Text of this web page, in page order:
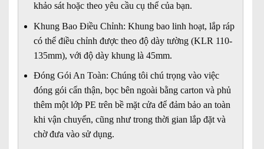
khảo sát hoặc theo yêu cầu cụ thể của bạn.
Khung Bao Điều Chỉnh: Khung bao linh hoạt, lắp ráp
có thể điều chỉnh được theo độ dày tường (KLR 110-
135mm), với độ dày khung là 45mm.
Đóng Gói An Toàn: Chúng tôi chú trọng vào việc
đóng gói cẩn thận, bọc bên ngoài bằng carton và phủ
thêm một lớp PE trên bề mặt cửa để đảm bảo an toàn
khi vận chuyển, cũng như trong thời gian lắp đặt và
chờ đưa vào sử dụng.